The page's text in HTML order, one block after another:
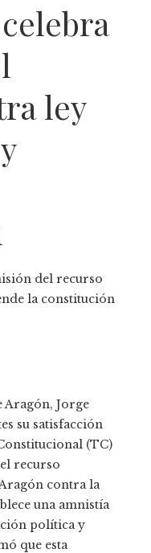
ley
Aragón, Jorge
su satisfacción
(TC)
recurso
contra la
una amnistía
política y
que esta